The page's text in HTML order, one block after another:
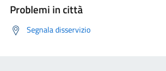
Problemi in città
Segnala disservizio